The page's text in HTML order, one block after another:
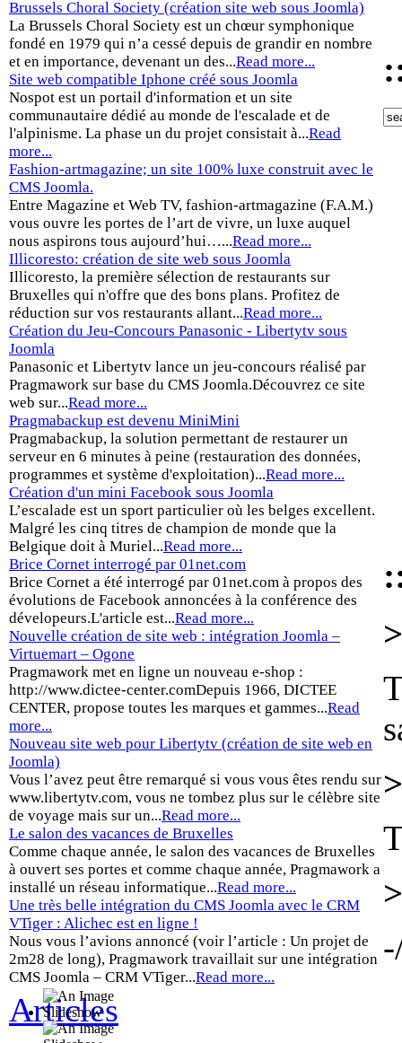
Brussels Choral Society (création site web sous Joomla)
La Brussels Choral Society est un chœur symphonique
fondé en 1979 qui n’a cessé depuis de grandir en nombre
et en importance, devenant un des...Read more...
Site web compatible Iphone créé sous Joomla
Nospot est un portail d'information et un site
communautaire dédié au monde de l'escalade et de
l'alpinisme. La phase un du projet consistait à...Read
more...
Fashion-artmagazine; un site 100% luxe construit avec le
CMS Joomla.
Entre Magazine et Web TV, fashion-artmagazine (F.A.M.)
vous ouvre les portes de l’art de vivre, un luxe auquel
nous aspirons tous aujourd’hui…...Read more...
Illicoresto: création de site web sous Joomla
Illicoresto, la première sélection de restaurants sur
Bruxelles qui n'offre que des bons plans. Profitez de
réduction sur vos restaurants allant...Read more...
Création du Jeu-Concours Panasonic - Libertytv sous
Joomla
Panasonic et Libertytv lance un jeu-concours réalisé par
Pragmawork sur base du CMS Joomla.Découvrez ce site
web sur...Read more...
Pragmabackup est devenu MiniMini
Pragmabackup, la solution permettant de restaurer un
serveur en 6 minutes à peine (restauration des données,
programmes et système d'exploitation)...Read more...
Création d'un mini Facebook sous Joomla
L’escalade est un sport particulier où les belges excellent.
Malgré les cinq titres de champion de monde que la
Belgique doit à Muriel...Read more...
Brice Cornet interrogé par 01net.com
Brice Cornet a été interrogé par 01net.com à propos des
évolutions de Facebook annoncées à la conférence des
dévelopeurs.L'article est...Read more...
Nouvelle création de site web : intégration Joomla –
Virtuemart – Ogone
Pragmawork met en ligne un nouveau e-shop :
http://www.dictee-center.comDepuis 1966, DICTEE
CENTER, propose toutes les marques et gammes...Read
more...
Nouveau site web pour Libertytv (création de site web en
Joomla)
Vous l’avez peut être remarqué si vous vous êtes rendu sur
www.libertytv.com, vous ne tombez plus sur le célèbre site
de voyage mais sur un...Read more...
Le salon des vacances de Bruxelles
Comme chaque année, le salon des vacances de Bruxelles
à ouvert ses portes et comme chaque année, Pragmawork a
installé un réseau informatique...Read more...
Une très belle intégration du CMS Joomla avec le CRM
VTiger : Alichec est en ligne !
Nous vous l’avions annoncé (voir l’article : Un projet de
2m28 de long), Pragmawork travaillait sur une intégration
CMS Joomla – CRM VTiger...Read more...
Articles